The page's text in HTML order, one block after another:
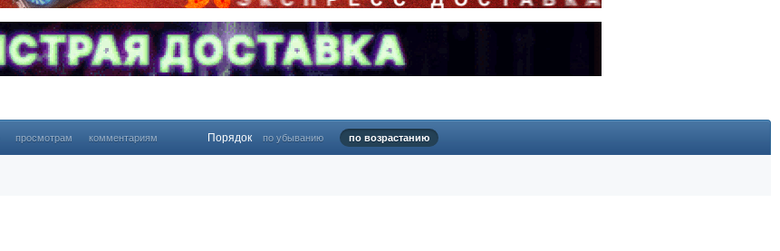
просмотрам комментариям Порядок по убыванию по возрастанию